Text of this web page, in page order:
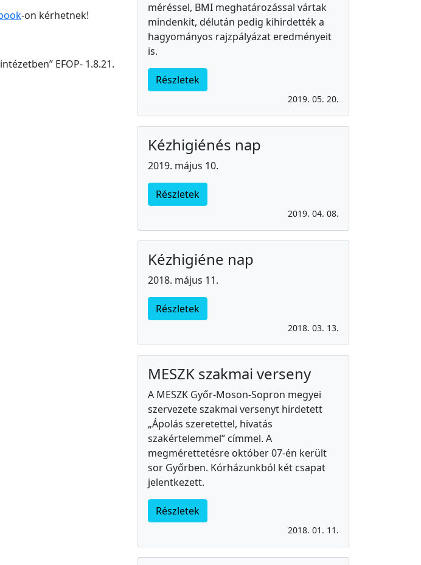
-on kérhetnek!
EFOP- 1.8.21.
méréssel, BMI meghatározással vártak
mindenkit, délután pedig kihirdették a
hagyományos rajzpályázat eredményeit
is.
Részletek
2019. 05. 20.
Kézhigiénés nap
2019. május 10.
Részletek
2019. 04. 08.
Kézhigiéne nap
2018. május 11.
Részletek
2018. 03. 13.
MESZK szakmai verseny
A MESZK Győr-Moson-Sopron megyei
szervezete szakmai versenyt hirdetett
„Ápolás szeretettel, hivatás
szakértelemmel” címmel. A
megmérettetésre október 07-én került
sor Győrben. Kórházunkból két csapat
jelentkezett.
Részletek
2018. 01. 11.